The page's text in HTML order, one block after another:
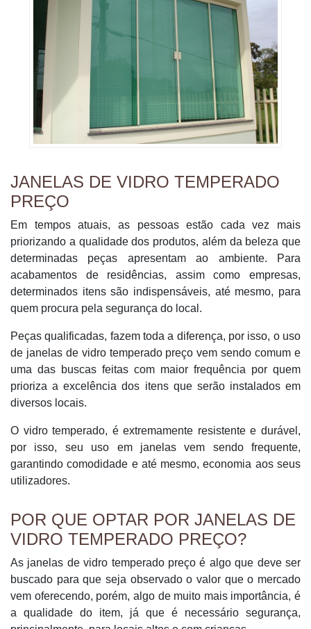
JANELAS DE VIDRO TEMPERADO
PREÇO
Em tempos atuais, as pessoas estão cada vez mais
priorizando a qualidade dos produtos, além da beleza que
determinadas peças apresentam ao ambiente. Para
acabamentos de residências, assim como empresas,
determinados itens são indispensáveis, até mesmo, para
quem procura pela segurança do local.
Peças qualificadas, fazem toda a diferença, por isso, o uso
de janelas de vidro temperado preço vem sendo comum e
uma das buscas feitas com maior frequência por quem
prioriza a excelência dos itens que serão instalados em
diversos locais.
O vidro temperado, é extremamente resistente e durável,
por isso, seu uso em janelas vem sendo frequente,
garantindo comodidade e até mesmo, economia aos seus
utilizadores.
POR QUE OPTAR POR JANELAS DE
VIDRO TEMPERADO PREÇO?
As janelas de vidro temperado preço é algo que deve ser
buscado para que seja observado o valor que o mercado
vem oferecendo, porém, algo de muito mais importância, é
a qualidade do item, já que é necessário segurança,